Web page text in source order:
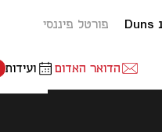
Duns פורטל פיננסי
הדואר האדום ועידות